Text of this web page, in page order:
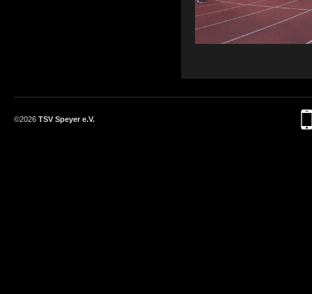
©2026 TSV Speyer e.V.